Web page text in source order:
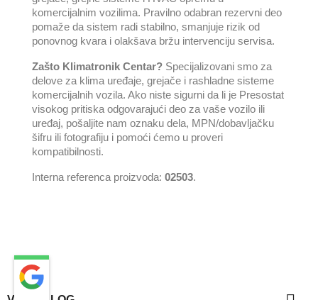
komercijalnim vozilima. Pravilno odabran rezervni deo
pomaže da sistem radi stabilno, smanjuje rizik od
ponovnog kvara i olakšava bržu intervenciju servisa.
Zašto Klimatronik Centar? Specijalizovani smo za
delove za klima uređaje, grejače i rashladne sisteme
komercijalnih vozila. Ako niste sigurni da li je Presostat
visokog pritiska odgovarajući deo za vaše vozilo ili
uređaj, pošaljite nam oznaku dela, MPN/dobavljačku
šifru ili fotografiju i pomoći ćemo u proveri
kompatibilnosti.
Interna referenca proizvoda: 02503.